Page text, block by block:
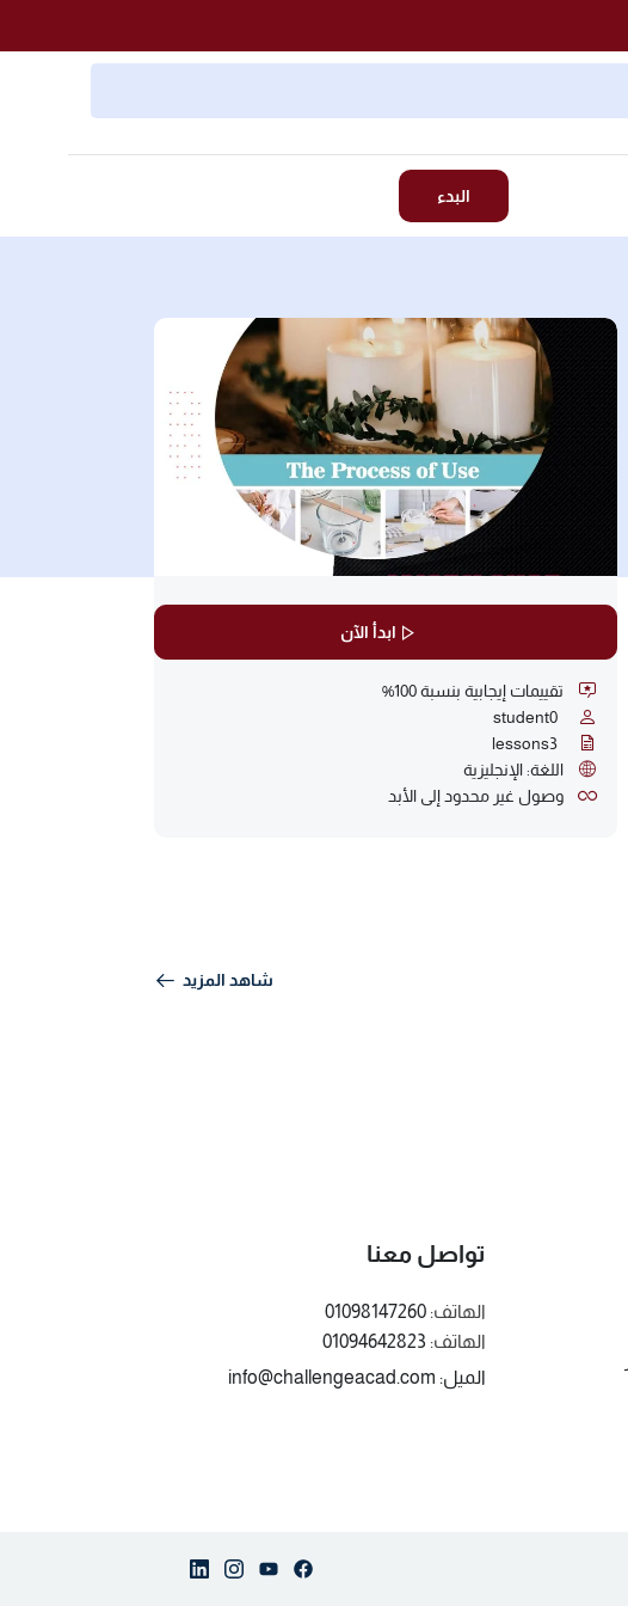
البدء
ابدأ الآن
تقييمات إيجابية بنسبة 100%
0
student
3
lessons
اللغة: الإنجليزية
وصول غير محدود إلى الأبد
شاهد المزيد
تواصل معنا
الهاتف:01098147260
الهاتف: 01094642823
الميل: info@challengeacad.com